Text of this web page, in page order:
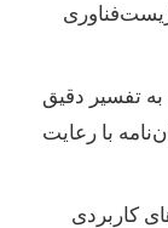
تفسیر دقیق
با رعایت
کاربردی